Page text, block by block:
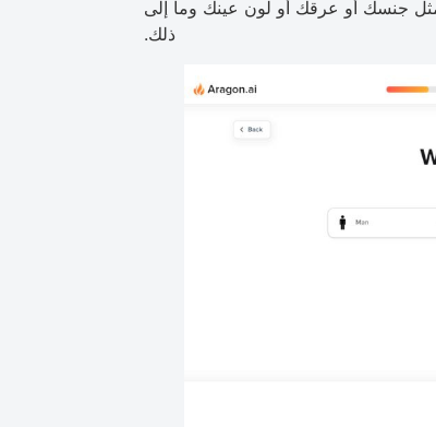
جنسك أو عرقك أو لون عينك وما إلى
ذلك.